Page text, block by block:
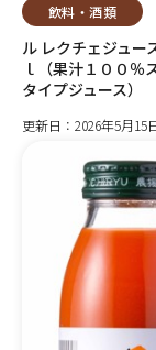
飲料・酒類
ル レクチェジュー
ｌ（果汁１００％
タイプジュース）
更新日：2026年5月15